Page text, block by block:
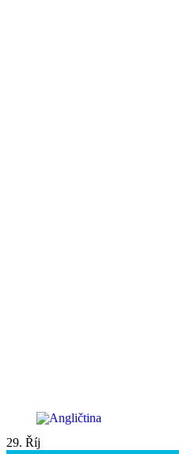
29. Říj